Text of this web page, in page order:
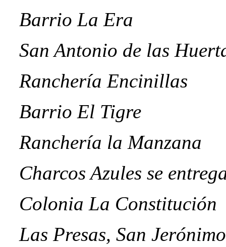
Barrio La Era
San Antonio de las
Ranchería Encinillas
Barrio El Tigre
Ranchería la Manzana
Charcos Azules se
Colonia La Constitución
Las Presas, San